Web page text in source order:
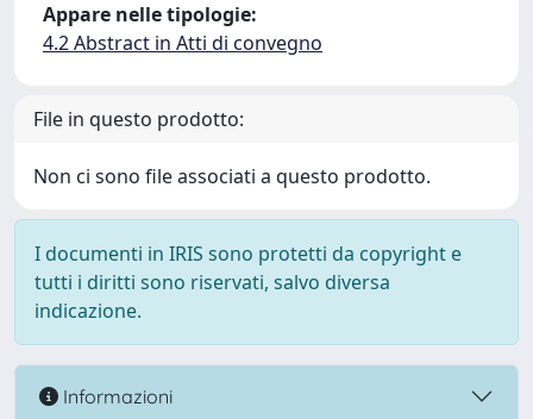
Appare nelle tipologie:
4.2 Abstract in Atti di convegno
File in questo prodotto:
Non ci sono file associati a questo prodotto.
I documenti in IRIS sono protetti da copyright e
tutti i diritti sono riservati, salvo diversa
indicazione.
Informazioni